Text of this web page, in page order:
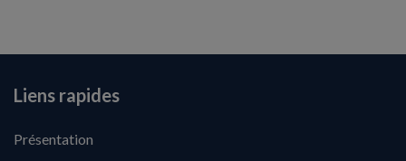
Liens rapides
Présentation